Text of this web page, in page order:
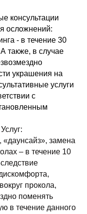
консультации
осложнений:
- в течение 30
также, в случае
украшения на
услуги
с
«даунсайз», замена
– в течение 10
прокола,
поменять
в течение данного